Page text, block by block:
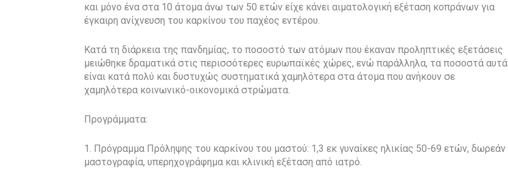
και μόνο ένα στα 10 άτομα άνω των 50 ετών είχε κάνει αιματολογική εξέταση κοπράνων για
έγκαιρη ανίχνευση του καρκίνου του παχέος εντέρου.
Κατά τη διάρκεια της πανδημίας, το ποσοστό των ατόμων που έκαναν προληπτικές εξετάσεις
μειώθηκε δραματικά στις περισσότερες ευρωπαϊκές χώρες, ενώ παράλληλα, τα ποσοστά αυτά
είναι κατά πολύ και δυστυχώς συστηματικά χαμηλότερα στα άτομα που ανήκουν σε
χαμηλότερα κοινωνικό-οικονομικά στρώματα.
Προγράμματα:
1. Πρόγραμμα Πρόληψης του καρκίνου του μαστού: 1,3 εκ γυναίκες ηλικίας 50-69 ετών, δωρεάν
μαστογραφία, υπερηχογράφημα και κλινική εξέταση από ιατρό.